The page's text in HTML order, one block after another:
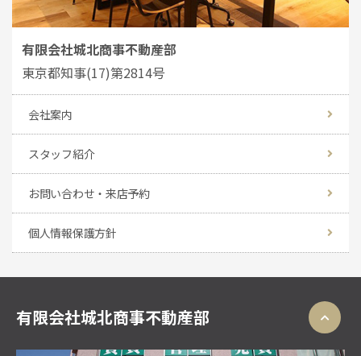
有限会社城北商事不動産部
東京都知事(17)第2814号
会社案内
スタッフ紹介
お問い合わせ・来店予約
個人情報保護方針
有限会社城北商事不動産部